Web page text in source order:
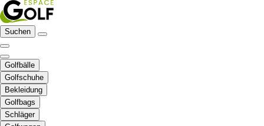
Suchen
Golfbälle
Golfschuhe
Bekleidung
Golfbags
Schläger